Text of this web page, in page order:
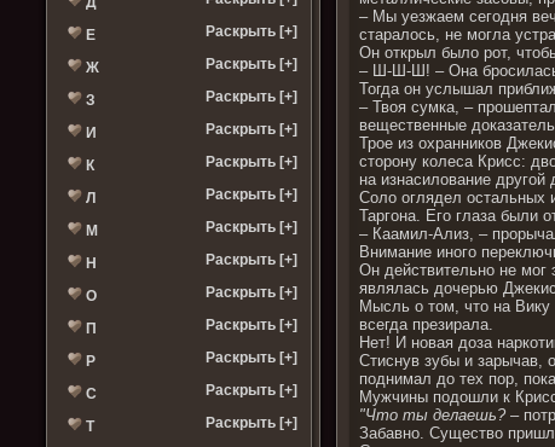
Е Раскрыть [+]
Ж Раскрыть [+]
З Раскрыть [+]
И Раскрыть [+]
К Раскрыть [+]
Л Раскрыть [+]
М Раскрыть [+]
Н Раскрыть [+]
О Раскрыть [+]
П Раскрыть [+]
Р Раскрыть [+]
С Раскрыть [+]
Т Раскрыть [+]
– Мы уезжаем сегодня
старалось, не могла
Он открыл было рот,
– Ш-Ш-Ш! – Она бросилась
Тогда он услышал
– Твоя сумка, –
вещественные
Трое из охранников
сторону колеса Крисс:
на изнасилование другой
Соло оглядел остальных
Таргона. Его глаза были
– Каамил-Ализ, –
Внимание иного
Он действительно не
являлась дочерью
Мысль о том, что на Вику
всегда презирала.
Нет! И новая доза
Стиснув зубы и зарычав,
поднимал до тех пор,
Мужчины подошли к
"Что ты делаешь? –
Забавно. Существо